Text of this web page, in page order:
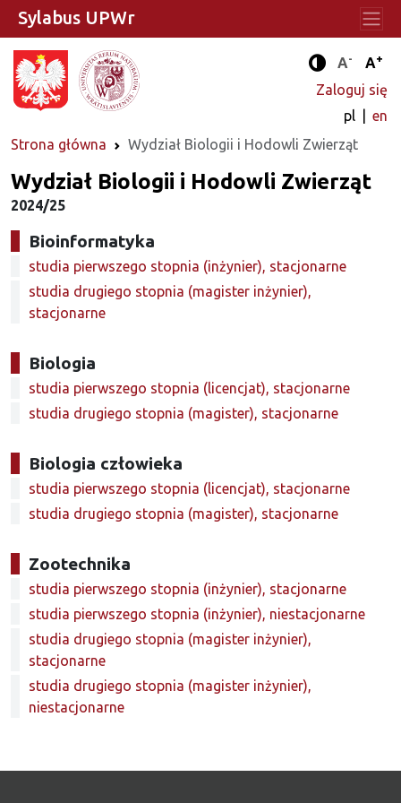
Tryb
A- A+
Zaloguj się
pl
en
Strona główna
Wydział Biologii i Hodowli Zwierząt
Sylabus UPWr
Wydział Biologii i Hodowli Zwierząt
2024/25
Bioinformatyka
studia pierwszego stopnia (inżynier), stacjonarne
studia drugiego stopnia (magister inżynier),
stacjonarne
Biologia
studia pierwszego stopnia (licencjat), stacjonarne
studia drugiego stopnia (magister), stacjonarne
Biologia człowieka
studia pierwszego stopnia (licencjat), stacjonarne
studia drugiego stopnia (magister), stacjonarne
Zootechnika
studia pierwszego stopnia (inżynier), stacjonarne
studia pierwszego stopnia (inżynier), niestacjonarne
studia drugiego stopnia (magister inżynier),
stacjonarne
studia drugiego stopnia (magister inżynier),
niestacjonarne